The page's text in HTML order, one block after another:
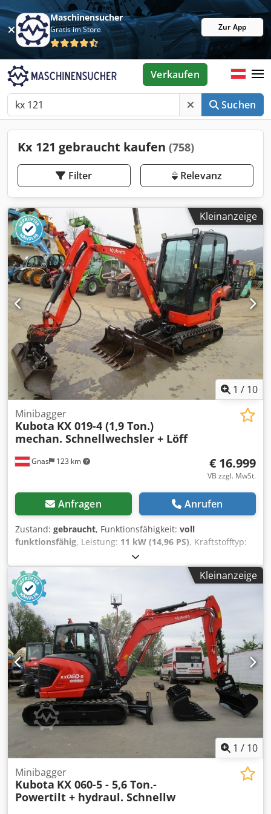
Maschinensucher
Gratis im Store Zur App
Suchen
Verkaufen
Kx 121 gebraucht kaufen (758)
Filter Relevanz
Kleinanzeige
1 / 10
Gnas 123 km
Minibagger
Kubota KX 019-4 (1,9 Ton.)
mechan. Schnellwechsler + Löff
€ 16.999
VB zzgl. MwSt.
Anfragen Anrufen
Zustand: gebraucht, Funktionsfähigkeit: voll
funktionsfähig, Leistung: 11 kW (14,96 PS), Kraftstofftyp:
1.855 kg, Baujahr:
Betriebsstunden:3.441 h, Antriebsart:Diesel, Minibagger
Zustand: Einsatzbereit und voll funktionsfähig Zustand
Technisch: gut Dedjzqxi Njpfx Afijck Beschreibung:
Minibagger KUBOTA KX019-4 - - BJ 2012 - - 3441
Betriebsstunden - - 1855 kg Eigengewicht - - mechanischer
Schnellwechsler GEEL/Martin - - 2 Stk. gebr. Grabenlöffel
30 + 60 cm - - 1 Stk. hydraulischer Böschungslöffel 100 cm -
- - HYDRAULISCHES VERSTELLLAUFWERK 100 - 130 cm - - -
Arbeitsscheinwerfer - - 3-Zylinder-Kubota Dieselmotor 11,8
kW (16 PS) - - Bagger in gutem Zustand - - neues Prüfbuch -
- neue Überprüfung von gerichtl. zertifiziertem
Sachverständiger durchgeführt Schnellwechsler, Löffel, 3.
Ventil, Heizung, Vollkabine,
Kleinanzeige
1 / 10
Minibagger
Kubota KX 060-5 - 5,6 Ton.-
Powertilt + hydraul. Schnellw